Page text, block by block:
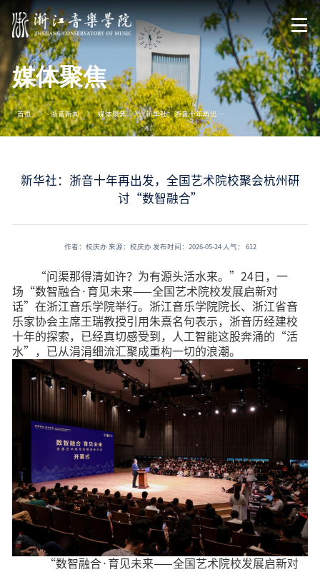
首页 浙音新闻 媒体聚焦 新华社：浙音十年再出发，全国艺术院校聚会杭州研讨“数智融合”
媒体聚焦
新华社：浙音十年再出发，全国艺术院校聚会杭州研
讨“数智融合”
作者：校庆办 来源：校庆办 发布时间：2026-05-24 人气： 612
“问渠那得清如许？为有源头活水来。”24日，一
场“数智融合·育见未来——全国艺术院校发展启新对
话”在浙江音乐学院举行。浙江音乐学院院长、浙江省音
乐家协会主席王瑞教授引用朱熹名句表示，浙音历经建校
十年的探索，已经真切感受到，人工智能这股奔涌的“活
水”，已从涓涓细流汇聚成重构一切的浪潮。
“数智融合·育见未来——全国艺术院校发展启新对